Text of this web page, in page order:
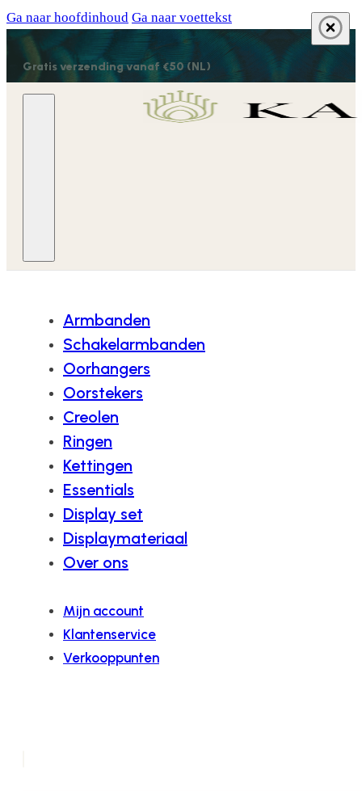
Ga naar hoofdinhoud Ga naar voettekst
Gratis verzending vanaf €50 (NL)
Armbanden
Schakelarmbanden
Oorhangers
Oorstekers
Creolen
Ringen
Kettingen
Essentials
Display set
Displaymateriaal
Over ons
Mijn account
Klantenservice
Verkooppunten